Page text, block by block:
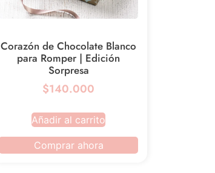
Corazón de Chocolate Blanco
para Romper | Edición
Sorpresa
$140.000
Añadir al carrito
Comprar ahora